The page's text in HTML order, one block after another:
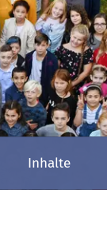
Inhalte